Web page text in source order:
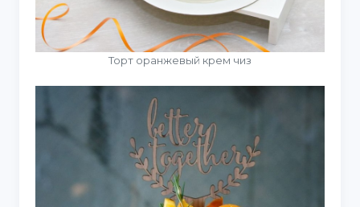
Торт оранжевый крем чиз